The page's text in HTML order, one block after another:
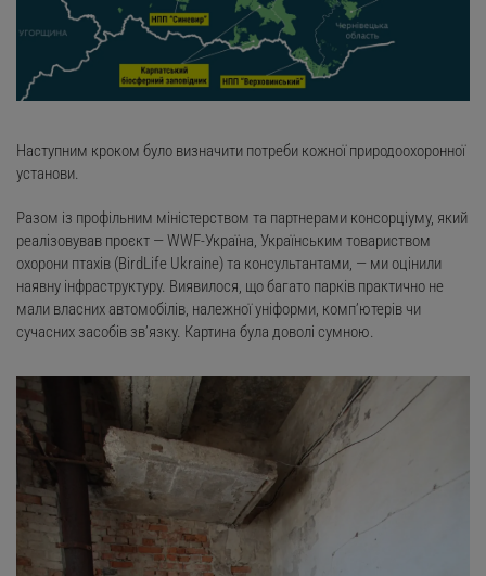
Наступним кроком було визначити потреби кожної природоохоронної
установи.
Разом із профільним міністерством та партнерами консорціуму, який
реалізовував проєкт — WWF-Україна, Українським товариством
охорони птахів (BirdLife Ukraine) та консультантами, — ми оцінили
наявну інфраструктуру. Виявилося, що багато парків практично не
мали власних автомобілів, належної уніформи, комп’ютерів чи
сучасних засобів зв’язку. Картина була доволі сумною.